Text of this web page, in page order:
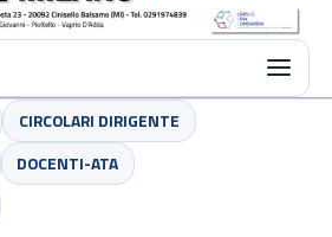
CIRCOLARI DIRIGENTE
DOCENTI-ATA